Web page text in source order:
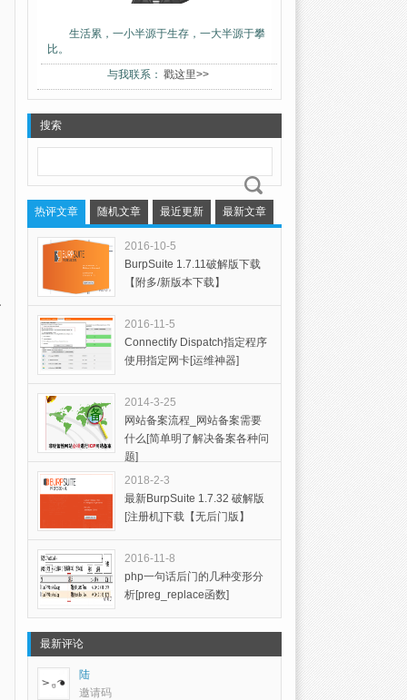
生活累，一小半源于生存，一大半源于攀
比。
与我联系： 戳这里>>
搜索
热评文章 随机文章 最近更新 最新文章
2016-10-5
BurpSuite 1.7.11破解版下载
【附多/新版本下载】
2016-11-5
Connectify Dispatch指定程序
使用指定网卡[运维神器]
2014-3-25
网站备案流程_网站备案需要
什么[简单明了解决备案各种问
题]
2018-2-3
最新BurpSuite 1.7.32 破解版
[注册机]下载【无后门版】
2016-11-8
php一句话后门的几种变形分
析[preg_replace函数]
最新评论
陆
邀请码